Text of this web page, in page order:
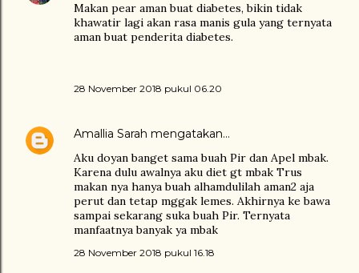
Makan pear aman buat diabetes, bikin tidak
khawatir lagi akan rasa manis gula yang ternyata
aman buat penderita diabetes.
28 November 2018 pukul 06.20
Amallia Sarah mengatakan…
Aku doyan banget sama buah Pir dan Apel mbak.
Karena dulu awalnya aku diet gt mbak Trus
makan nya hanya buah alhamdulilah aman2 aja
perut dan tetap mggak lemes. Akhirnya ke bawa
sampai sekarang suka buah Pir. Ternyata
manfaatnya banyak ya mbak
28 November 2018 pukul 16.18